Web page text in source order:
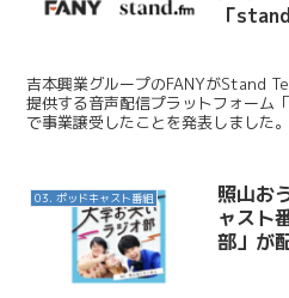
「
吉本興業グループのFANYがStand
提供する音声配信プラットフォー
で事業譲受したことを発表しました
03. ポッドキャスト番組
照山お
ャスト
部」が